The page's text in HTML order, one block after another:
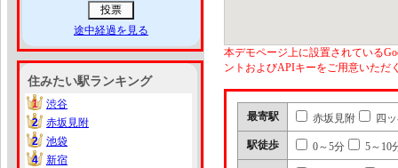
途中経過を見る
住みたい駅ランキング
1
1
渋谷
2
2
赤坂見附
2
2
池袋
4
4
新宿
本デモページ上に設置されている
ントおよびAPIキーをご用意いただ
最寄駅 赤坂見附 四
駅徒歩 0～5分 5～10